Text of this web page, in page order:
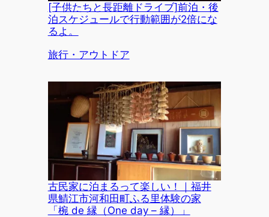
[子供たちと長距離ドライブ]前泊・後
泊スケジュールで行動範囲が2倍にな
るよ。
関連理由
旅行・アウトドア
古民家に泊まるって楽しい！｜福井
県鯖江市河和田町ふる里体験の家
「椀 de 縁（One day – 縁）」